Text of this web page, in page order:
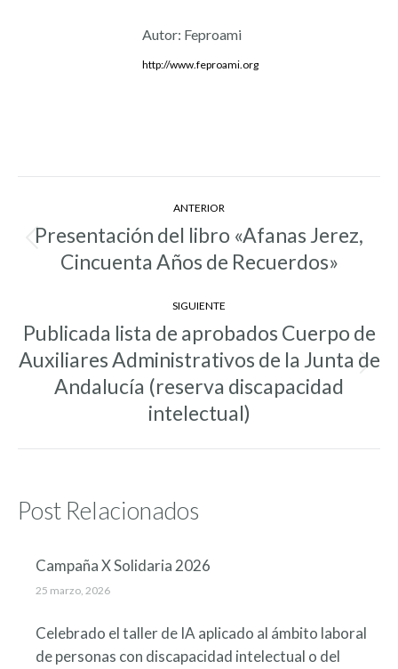
Autor: Feproami
http://www.feproami.org
Navegación
entre
entradas
ANTERIOR
Entrada
anterior:
Presentación del libro «Afanas Jerez,
Cincuenta Años de Recuerdos»
SIGUIENTE
Entrada
siguiente:
Publicada lista de aprobados Cuerpo de
Auxiliares Administrativos de la Junta de
Andalucía (reserva discapacidad
intelectual)
Post Relacionados
Campaña X Solidaria 2026
25 marzo, 2026
Celebrado el taller de IA aplicado al ámbito laboral
de personas con discapacidad intelectual o del